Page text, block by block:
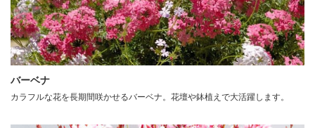
バーベナ
カラフルな花を長期間咲かせるバーベナ。花壇や鉢植えで大活躍します。